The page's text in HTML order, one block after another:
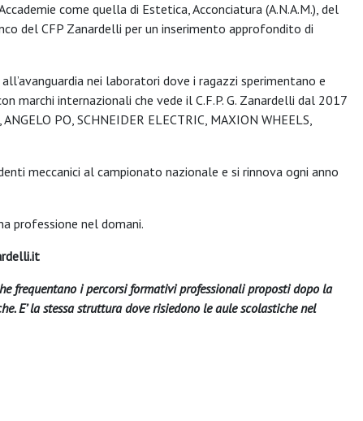
come quella di Estetica, Acconciatura (A.N.A.M.), del
del CFP Zanardelli per un inserimento approfondito di
nei laboratori dove i ragazzi sperimentano e
marchi internazionali che vede il C.F.P. G. Zanardelli dal 2017
PO, SCHNEIDER ELECTRIC, MAXION WHEELS,
meccanici al campionato nazionale e si rinnova ogni anno
professione nel domani.
frequentano ipercorsi formativi professionali proposti dopo la
E’ la stessa struttura dove risiedono le aule scolastiche nel